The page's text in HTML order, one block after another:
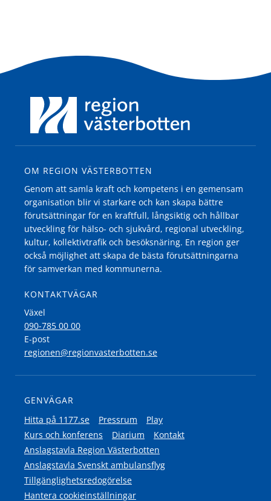
OM REGION VÄSTERBOTTEN
Genom att samla kraft och kompetens i en gemensam
organisation blir vi starkare och kan skapa bättre
förutsättningar för en kraftfull, långsiktig och hållbar
utveckling för hälso- och sjukvård, regional utveckling,
kultur, kollektivtrafik och besöksnäring. En region ger
också möjlighet att skapa de bästa förutsättningarna
för samverkan med kommunerna.
KONTAKTVÄGAR
Växel
090-785 00 00
E-post
regionen@regionvasterbotten.se
GENVÄGAR
Hitta på 1177.se
Pressrum
Play
Kurs och konferens
Diarium
Kontakt
Anslagstavla Region Västerbotten
Anslagstavla Svenskt ambulansflyg
Tillgänglighetsredogörelse
Hantera cookieinställningar